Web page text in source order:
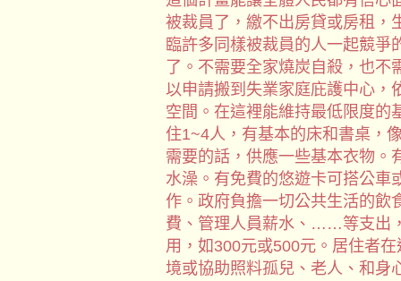
被裁員了，繳不出房貸或房租，
臨許多同樣被裁員的人一起競爭
了。不需要全家燒炭自殺，也
以申請搬到失業家庭庇護中心，
空間。在這裡能維持最低限度的
住1~4人，有基本的床和書桌，
需要的話，供應一些基本衣物。
水澡。有免費的悠遊卡可搭公車
作。政府負擔一切公共生活的飲
費、管理人員薪水、……等支出
用，如300元或500元。居住者
境或協助照料孤兒、老人、和身